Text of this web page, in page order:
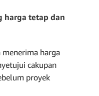
harga tetap dan
menerima harga
cakupan
proyek